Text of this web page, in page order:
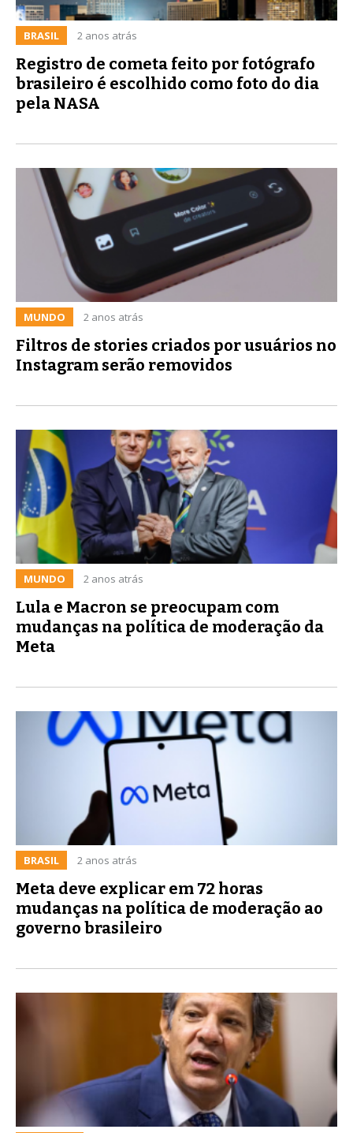
BRASIL 2 anos atrás
Registro de cometa feito por fotógrafo
brasileiro é escolhido como foto do dia
pela NASA
MUNDO 2 anos atrás
Filtros de stories criados por usuários no
Instagram serão removidos
MUNDO 2 anos atrás
Lula e Macron se preocupam com
mudanças na política de moderação da
Meta
BRASIL 2 anos atrás
Meta deve explicar em 72 horas
mudanças na política de moderação ao
governo brasileiro